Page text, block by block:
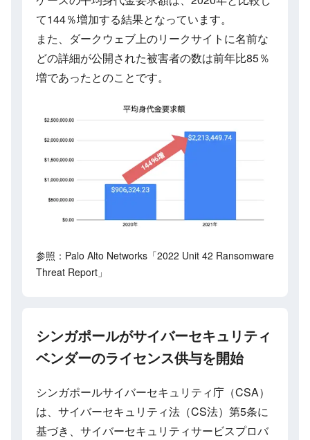
て144％増加する結果となっています。
また、ダークウェブ上のリークサイトに名前な
どの詳細が公開された被害者の数は前年比85％
増であったとのことです。
参照：Palo Alto Networks「2022 Unit 42 Ransomware
Threat Report」
シンガポールがサイバーセキュリティ
ベンダーのライセンス供与を開始
シンガポールサイバーセキュリティ庁（CSA）
は、サイバーセキュリティ法（CS法）第5条に
基づき、サイバーセキュリティサービスプロバ